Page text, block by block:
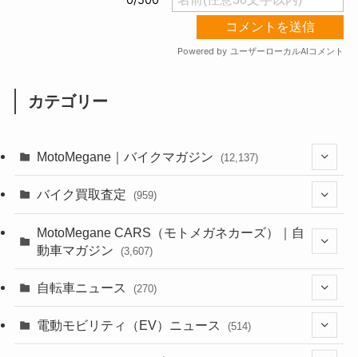
カテゴリー
MotoMegane｜バイクマガジン (12,137)
(44)
(1,243)
(639)
(118) (252)
(306)
(6,957)
バイク買取査定 (959)
(352)
MotoMegane CARS（モトメガネカーズ）｜自
動車マガジン
(3,607)
(186)
自転車ニュース (270)
(54)
電動モビリティ（EV）ニュース (514)